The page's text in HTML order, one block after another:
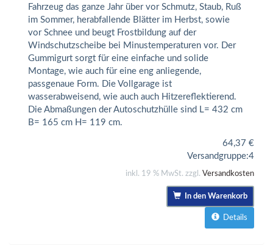
Fahrzeug das ganze Jahr über vor Schmutz, Staub, Ruß
im Sommer, herabfallende Blätter im Herbst, sowie
vor Schnee und beugt Frostbildung auf der
Windschutzscheibe bei Minustemperaturen vor. Der
Gummigurt sorgt für eine einfache und solide
Montage, wie auch für eine eng anliegende,
passgenaue Form. Die Vollgarage ist
wasserabweisend, wie auch auch Hitzereflektierend.
Die Abmaßungen der Autoschutzhülle sind L= 432 cm
B= 165 cm H= 119 cm.
64,37 €
Versandgruppe:4
inkl. 19 % MwSt. zzgl. Versandkosten
In den Warenkorb
Details